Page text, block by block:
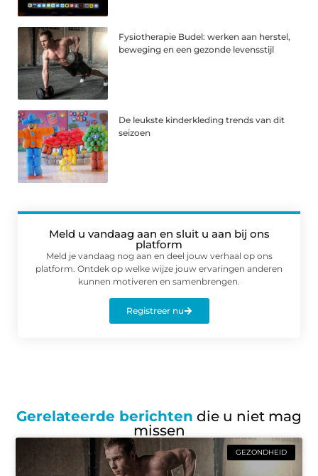
Fysiotherapie Budel: werken aan herstel,
beweging en een gezonde levensstijl
De leukste kinderkleding trends van dit
seizoen
Meld u vandaag aan en sluit u aan bij ons
platform
Meld je vandaag nog aan en deel jouw verhaal op ons
platform. Ontdek op welke wijze jouw ervaringen anderen
kunnen motiveren en samenbrengen.
Registreer nu
Gerelateerde berichten die u niet mag
missen
GEZONDHEID